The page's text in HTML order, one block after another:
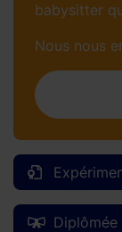
Diplômée
babysitter
Nous nous